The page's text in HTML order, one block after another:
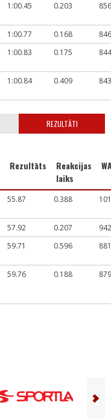
1:00.45 0.203 856
1:00.77 0.168
846
1:00.83 0.175 844
1:00.84 0.409 843
REZULTĀTI
Rezultāts
Reakcijas
laiks
55.87 0.388
57.92 0.207
942
59.71 0.596 881
59.76 0.188 879